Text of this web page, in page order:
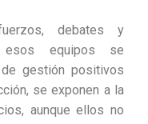
debates y
equipos se
gestión positivos
se exponen a la
aunque ellos no